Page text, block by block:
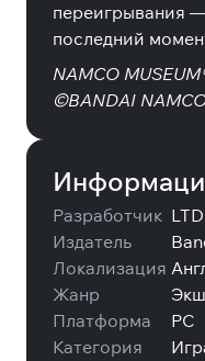
переигрывания
последний
NAMCO
©BANDAI
Разработчик
Издатель
Локализация
Жанр
Платформа
PC
Категория